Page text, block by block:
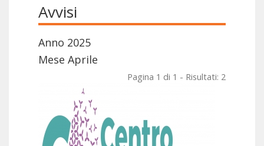
Avvisi
Anno 2025
Mese Aprile
Pagina 1 di 1 - Risultati: 2